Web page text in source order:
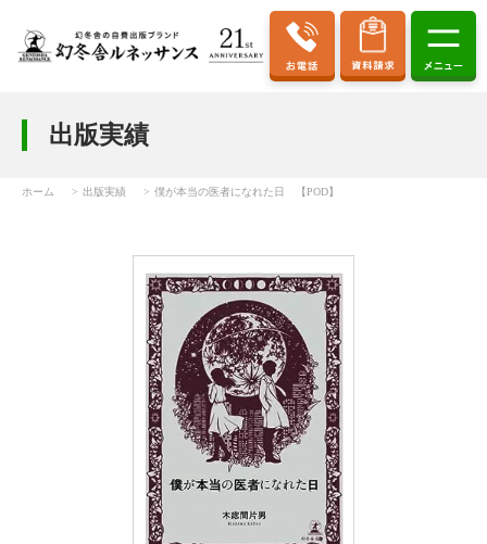
出版実績
ホーム 出版実績 僕が本当の医者になれた日 【POD】